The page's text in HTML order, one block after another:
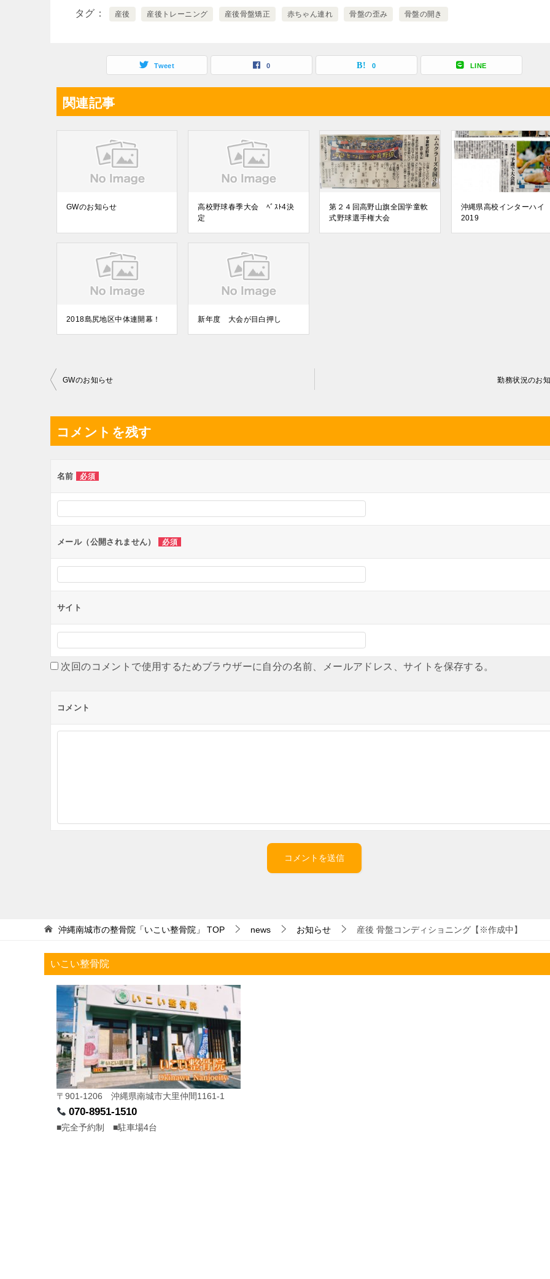
タグ 産後 産後トレーニング 産後骨盤矯正 赤ちゃん連れ 骨盤の歪み 骨盤の開き
Tweet 0 0 LINE
関連記事
GWのお知らせ
高校野球春季大会 ﾍﾞｽﾄ4決
定
第２４回高野山旗全国学童軟
式野球選手権大会
沖縄県高校インターハイ
2019
2018島尻地区中体連開幕！ 新年度 大会が目白押し
投
ナ
ビ
ー
ョ
GWのお知らせ 勤務状況のお
コメントを残す
名前 必須
メール（公開されません） 必須
サイト
次回のコメントで使用するためブラウザーに自分の名前、メールアドレス、サイトを保存する。
コメント
沖縄南城市の整骨院「いこい整骨院」 TOP news お知らせ 産後 骨盤コンディショニング【※作成中】
いこい整骨院
〒901-1206 沖縄県南城市大里仲間1161-1
070-8951-1510
■完全予約制 ■駐車場4台